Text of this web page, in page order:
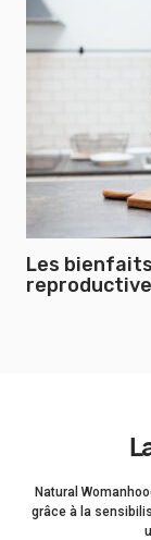
Les
reproductive
Natural
grâce à la